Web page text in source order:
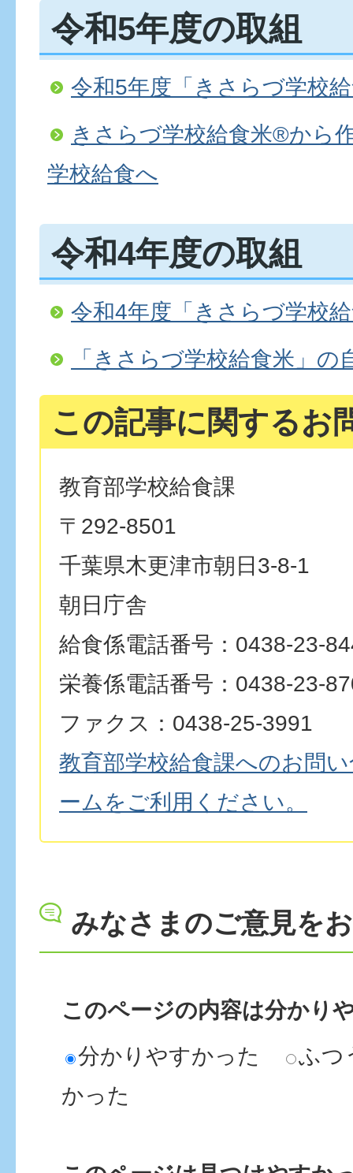
令和5年度の取組
令和5年度「きさらづ学校
きさらづ学校給食米®から
学校給食へ
令和4年度の取組
令和4年度「きさらづ学校
「きさらづ学校給食米」の
この記事に関するお
教育部学校給食課
〒292-8501
千葉県木更津市朝日3-8-1
朝日庁舎
給食係電話番号：0438-23-
栄養係電話番号：0438-23-
ファクス：0438-25-3991
教育部学校給食課へのお問
ームをご利用ください。
みなさまのご意見を
このページの内容は分かり
分かりやすかった
ふつ
かった